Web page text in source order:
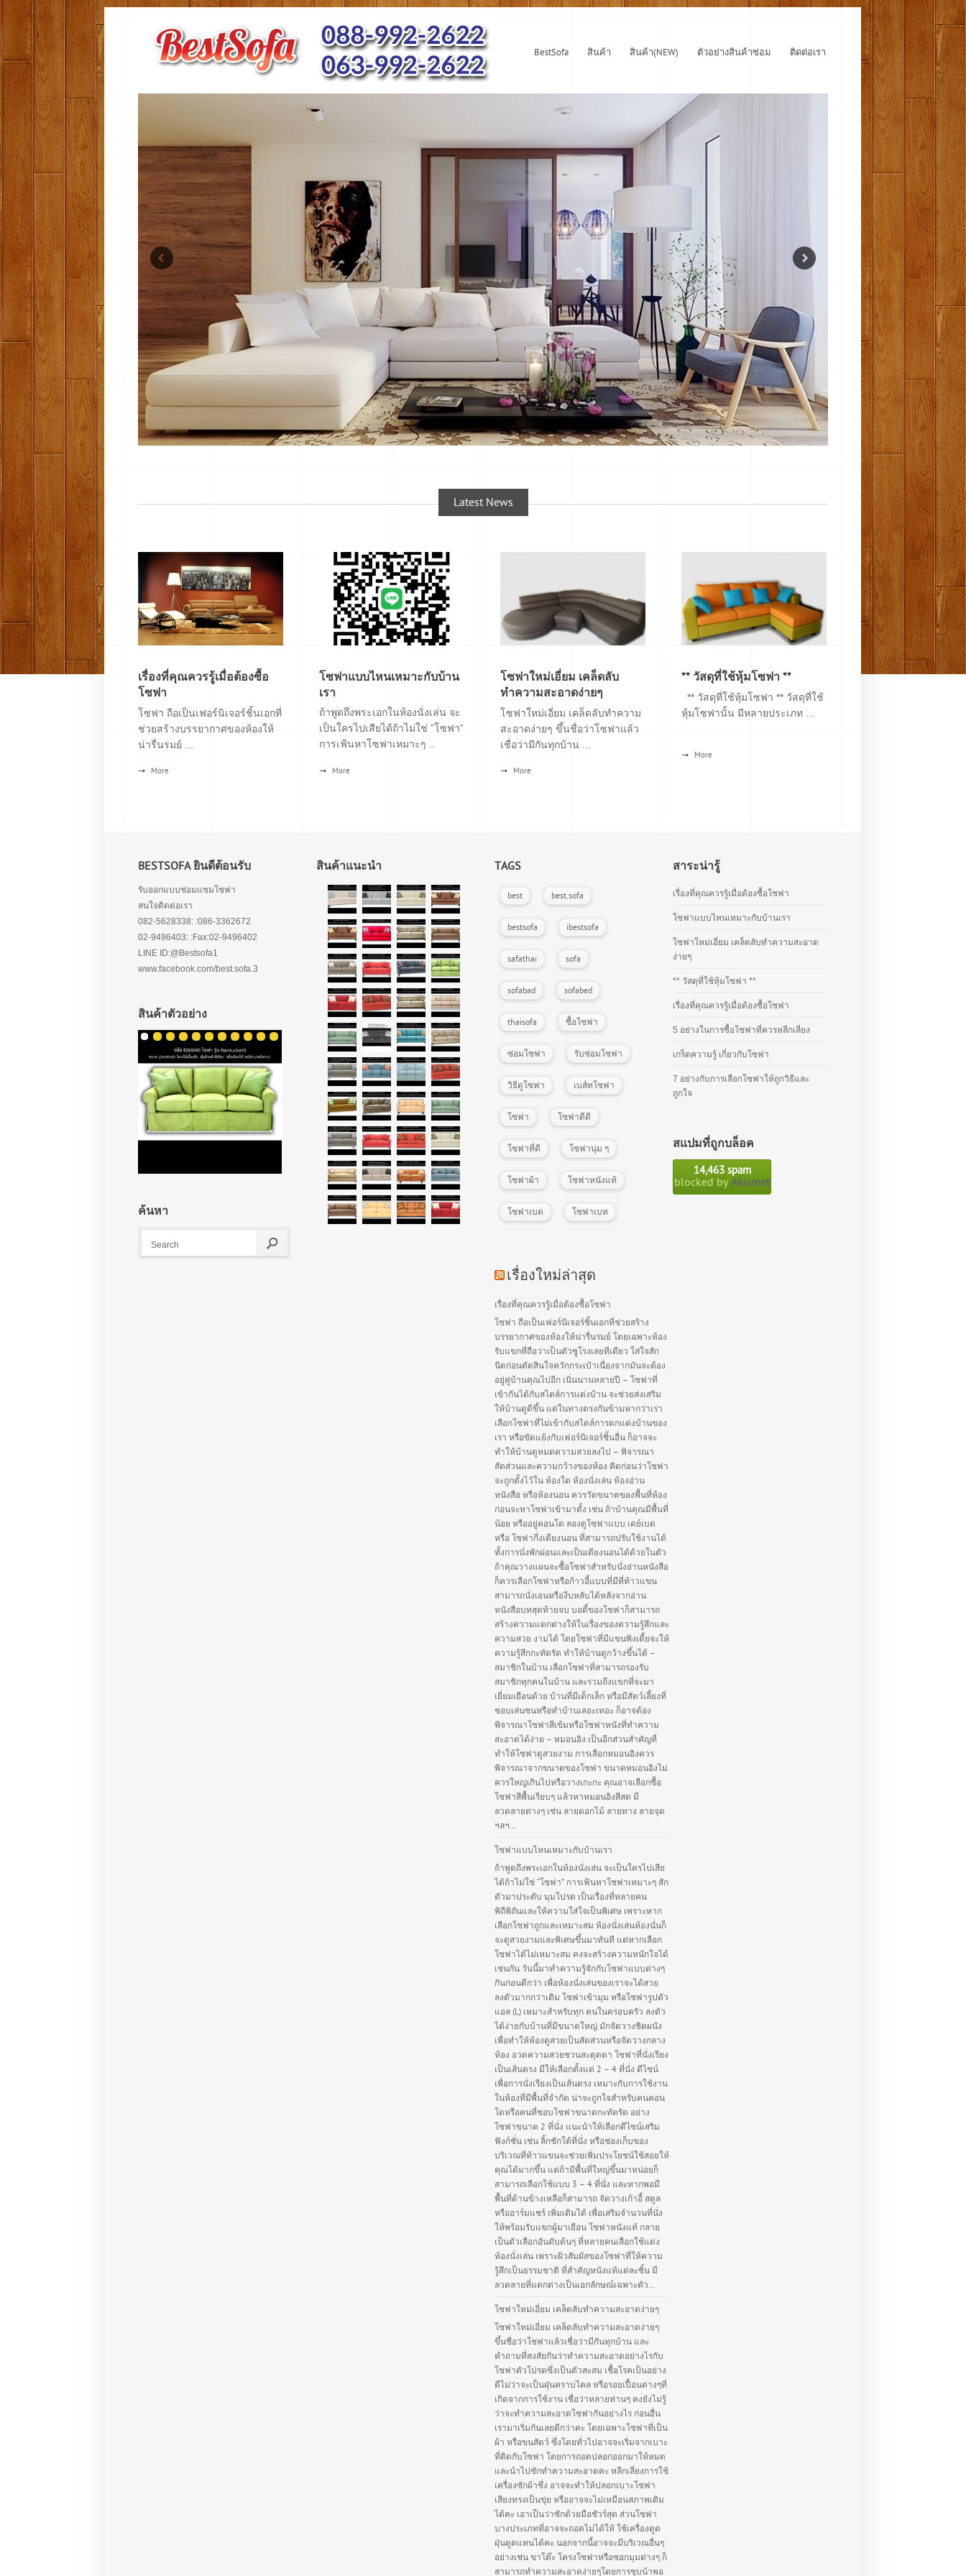
BestSofa สินค้า สินค้า(NEW) ตัวอย่างสินค้าซ่อม ติดต่อเรา
Latest News
เรื่องที่คุณควรรู้เมื่อต้องซื้อ
โซฟา
โซฟา ถือเป็นเฟอร์นิเจอร์ชิ้นเอกที่
ช่วยสร้างบรรยากาศของห้องให้
น่ารื่นรมย์ ...
More
โซฟาแบบไหนเหมาะกับบ้าน
เรา
ถ้าพูดถึงพระเอกในห้องนั่งเล่น จะ
เป็นใครไปเสียได้ถ้าไม่ใช่ “โซฟา”
การเฟ้นหาโซฟาเหมาะๆ ...
More
โซฟาใหม่เอี่ยม เคล็ดลับ
ทำความสะอาดง่ายๆ
โซฟาใหม่เอี่ยม เคล็ดลับทำความ
สะอาดง่ายๆ ขึ้นชื่อว่าโซฟาแล้ว
เชื่อว่ามีกันทุกบ้าน ...
More
** วัสดุที่ใช้หุ้มโซฟา **
** วัสดุที่ใช้หุ้มโซฟา ** วัสดุที่ใช้
หุ้มโซฟานั้น มีหลายประเภท ...
More
BESTSOFA ยินดีต้อนรับ
รับออกแบบซ่อมแซมโซฟา
สนใจติดต่อเรา
082-5628338: :086-3362672
02-9496403: :Fax:02-9496402
LINE ID:@Bestsofa1
www.facebook.com/best.sofa.3
สินค้าตัวอย่าง
ค้นหา
สินค้าแนะนำ TAGS
best best.sofa
bestsofa ibestsofa
safathai sofa
sofabad sofabed
thaisofa ซื้อโซฟา
ซ่อมโซฟา รับซ่อมโซฟา
วิธีดูโซฟา เบส์ทโซฟา
โซฟา โซฟาดีดี
โซฟาที่ดี โซฟานุ่ม ๆ
โซฟาผ้า โซฟาหนังแท้
โซฟาเบด โซฟาเบท
เรื่องใหม่ล่าสุด
เรื่องที่คุณควรรู้เมื่อต้องซื้อโซฟา
โซฟา ถือเป็นเฟอร์นิเจอร์ชิ้นเอกที่ช่วยสร้าง
บรรยากาศของห้องให้น่ารื่นรมย์ โดยเฉพาะห้อง
รับแขกที่ถือว่าเป็นตัวชูโรงเลยทีเดียว ใส่ใจสัก
นิดก่อนตัดสินใจควักกระเป๋าเนื่องจากมันจะต้อง
อยู่คู่บ้านคุณไปอีก เนิ่นนานหลายปี – โซฟาที่
เข้ากันได้กับสไตล์การแต่งบ้าน จะช่วยส่งเสริม
ให้บ้านดูดีขึ้น แต่ในทางตรงกันข้ามหากว่าเรา
เลือกโซฟาที่ไม่เข้ากับสไตล์การตกแต่งบ้านของ
เรา หรือขัดแย้งกับเฟอร์นิเจอร์ชิ้นอื่น ก็อาจจะ
ทำให้บ้านดูหมดความสวยลงไป – พิจารณา
สัดส่วนและความกว้างของห้อง คิดก่อนว่าโซฟา
จะถูกตั้งไว้ใน ห้องใด ห้องนั่งเล่น ห้องอ่าน
หนังสือ หรือห้องนอน ควรวัดขนาดของพื้นที่ห้อง
ก่อนจะหาโซฟาเข้ามาตั้ง เช่น ถ้าบ้านคุณมีพื้นที่
น้อย หรืออยู่คอนโด ลองดูโซฟาแบบ เดย์เบด
หรือ โซฟากึ่งเตียงนอน ที่สามารถปรับใช้งานได้
ทั้งการนั่งพักผ่อนและเป็นเตียงนอนได้ด้วยในตัว
ถ้าคุณวางแผนจะซื้อโซฟาสำหรับนั่งอ่านหนังสือ
ก็ควรเลือกโซฟาหรือก้าวอี้แบบที่มีที่ท้าวแขน
สามารถนั่งเอนหรืองีบหลับได้หลังจากอ่าน
หนังสือบทสุดท้ายจบ บอดี้ของโซฟาก็สามารถ
สร้างความแตกต่างให้ในเรื่องของความรู้สึกและ
ความสวย งามได้ โดยโซฟาที่มีแขนพิงเตี้ยจะให้
ความรู้สึกกะทัดรัด ทำให้บ้านดูกว้างขึ้นได้ –
สมาชิกในบ้าน เลือกโซฟาที่สามารถรองรับ
สมาชิกทุกคนในบ้าน และรวมถึงแขกที่จะมา
เยี่ยมเยือนด้วย บ้านที่มีเด็กเล็ก หรือมีสัตว์เลี้ยงที่
ชอบเล่นซนหรือทำบ้านเลอะเทอะ ก็อาจต้อง
พิจารณาโซฟาสีเข้มหรือโซฟาหนังที่ทำความ
สะอาดได้ง่าย – หมอนอิง เป็นอีกส่วนสำคัญที่
ทำให้โซฟาดูสวยงาม การเลือกหมอนอิงควร
พิจารณาจากขนาดของโซฟา ขนาดหมอนอิงไม่
ควรใหญ่เกินไปหรือวางเกะกะ คุณอาจเลือกซื้อ
โซฟาสีพื้นเรียบๆ แล้วหาหมอนอิงสีสด มี
ลวดลายต่างๆ เช่น ลายดอกไม้ ลายทาง ลายจุด
ฯลฯ...
โซฟาแบบไหนเหมาะกับบ้านเรา
ถ้าพูดถึงพระเอกในห้องนั่งเล่น จะเป็นใครไปเสีย
ได้ถ้าไม่ใช่ “โซฟา” การเฟ้นหาโซฟาเหมาะๆ สัก
ตัวมาประดับ มุมโปรด เป็นเรื่องที่หลายคน
พิถีพิถันและให้ความใส่ใจเป็นพิเศษ เพราะหาก
เลือกโซฟาถูกและเหมาะสม ห้องนั่งเล่นห้องนั่นก็
จะดูสวยงามและพิเศษขึ้นมาทันที แต่หากเลือก
โซฟาได้ไม่เหมาะสม คงจะสร้างความหนักใจได้
เช่นกัน วันนี้มาทำความรู้จักกับโซฟาแบบต่างๆ
กันก่อนดีกว่า เพื่อห้องนั่งเล่นของเราจะได้สวย
ลงตัวมากกว่าเดิม โซฟาเข้ามุม หรือโซฟารูปตัว
แอล (L) เหมาะสำหรับทุก คนในครอบครัว ลงตัว
ได้ง่ายกับบ้านที่มีขนาดใหญ่ มักจัดวางชิดผนัง
เพื่อทำให้ห้องดูสวยเป็นสัดส่วนหรือจัดวางกลาง
ห้อง อวดความสวยชวนสะดุดตา โซฟาที่นั่งเรียง
เป็นเส้นตรง มีให้เลือกตั้งแต่ 2 – 4 ที่นั่ง ดีไซน์
เพื่อการนั่งเรียงเป็นเส้นตรง เหมาะกับการใช้งาน
ในห้องที่มีพื้นที่จำกัด น่าจะถูกใจสำหรับคนคอน
โดหรือคนที่ชอบโซฟาขนาดกะทัดรัด อย่าง
โซฟาขนาด 2 ที่นั่ง แนะนำให้เลือกดีไซน์เสริม
ฟังก์ชั่น เช่น ลิ้กชักใต้ที่นั่ง หรือช่องเก็บของ
บริเวณที่ท้าวแขนจะช่วยเพิ่มประโยชน์ใช้สอยให้
คุณได้มากขึ้น แต่ถ้ามีพื้นที่ใหญ่ขึ้นมาหน่อยก็
สามารถเลือกใช้แบบ 3 – 4 ที่นั่ง และหากพอมี
พื้นที่ด้านข้างเหลือก็สามารถ จัดวางเก้าอี้ สตูล
หรืออาร์มแชร์ เพิ่มเติมได้ เพื่อเสริมจำนวนที่นั่ง
ให้พร้อมรับแขกผู้มาเยือน โซฟาหนังแท้ กลาย
เป็นตัวเลือกอันดับต้นๆ ที่หลายคนเลือกใช้แต่ง
ห้องนั่งเล่น เพราะผิวสัมผัสของโซฟาที่ให้ความ
รู้สึกเป็นธรรมชาติ ที่สำคัญหนังแท้แต่ละชิ้น มี
ลวดลายที่แตกต่างเป็นเอกลักษณ์เฉพาะตัว...
โซฟาใหม่เอี่ยม เคล็ดลับทำความสะอาดง่ายๆ
โซฟาใหม่เอี่ยม เคล็ดลับทำความสะอาดง่ายๆ
ขึ้นชื่อว่าโซฟาแล้วเชื่อว่ามีกันทุกบ้าน และ
คำถามที่สงสัยกันว่าทำความสะอาดอย่างไรกับ
โซฟาตัวโปรดซึ่งเป็นตัวสะสม เชื้อโรคเป็นอย่าง
ดีไม่ว่าจะเป็นฝุ่นคราบไคล หรือรอยเปื้อนต่างๆที่
เกิดจากการใช้งาน เชื่อว่าหลายท่านๆ คงยังไม่รู้
ว่าจะทำความสะอาดโซฟากันอย่างไร ก่อนอื่น
เรามาเริ่มกันเลยดีกว่าคะ โดยเฉพาะโซฟาที่เป็น
ผ้า หรือขนสัตว์ ซึ่งโดยทั่วไปอาจจะเริ่มจากเบาะ
ที่ติดกับโซฟา โดยการถอดปลอกออกมาให้หมด
และนำไปซักทำความสะอาดคะ หลีกเลี่ยงการใช้
เครื่องซักผ้าซึ่ง อาจจะทำให้ปลอกเบาะโซฟา
เสียงทรงเป็นขุ่ย หรืออาจจะไม่เหมือนสภาพเดิม
ได้คะ เอาเป็นว่าซักด้วยมือชัวร์สุด ส่วนโซฟา
บางประเภทที่อาจจะถอดไม่ได้ให้ ใช้เครื่องดูด
ฝุ่นดูดแทนได้คะ นอกจากนี้อาจจะมีบริเวณอื่นๆ
อย่างเช่น ขาโต๊ะ โครงโซฟาหรือซอกมุมต่างๆ ก็
สามารถทำความสะอาดง่ายๆโดยการชุบน้าพอ
สาระน่ารู้
เรื่องที่คุณควรรู้เมื่อต้องซื้อโซฟา
โซฟาแบบไหนเหมาะกับบ้านเรา
โซฟาใหม่เอี่ยม เคล็ดลับทำความสะอาด
ง่ายๆ
** วัสดุที่ใช้หุ้มโซฟา **
เรื่องที่คุณควรรู้เมื่อต้องซื้อโซฟา
5 อย่างในการซื้อโซฟาที่ควรหลีกเลี่ยง
เกร็ดความรู้ เกี่ยวกับโซฟา
7 อย่างกับการเลือกโซฟาให้ถูกวิธีและ
ถูกใจ
สแปมที่ถูกบล็อค
14,463 spam
blocked by Akismet